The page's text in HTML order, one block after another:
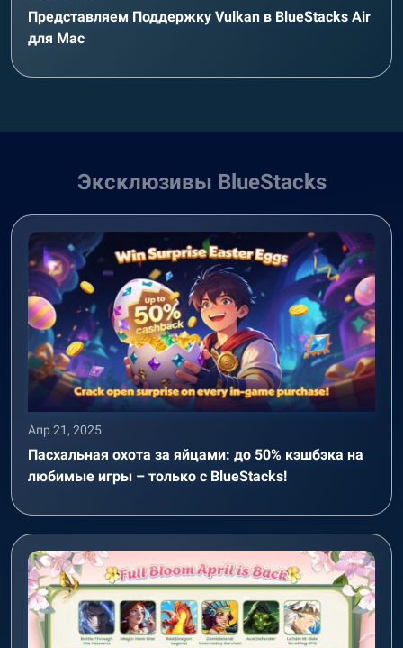
Представляем Поддержку Vulkan в BlueStacks Air
для Mac
Эксклюзивы BlueStacks
Апр 21, 2025
Пасхальная охота за яйцами: до 50% кэшбэка на
любимые игры – только с BlueStacks!